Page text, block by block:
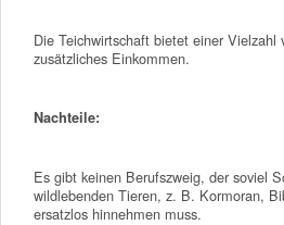
Die Teichwirtschaft bietet einer Vielzahl
zusätzliches Einkommen.
Nachteile:
Es gibt keinen Berufszweig, der soviel
wildlebenden Tieren, z. B. Kormoran,
ersatzlos hinnehmen muss.